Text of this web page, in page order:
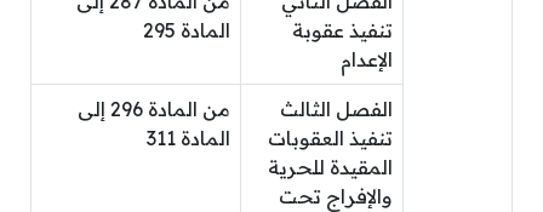
تنفيذ عقوبة
الإعدام
المادة 295
الفصل الثالث
تنفيذ العقوبات
المقيدة للحرية
والإفراج تحت
من المادة 296 إلى
المادة 311